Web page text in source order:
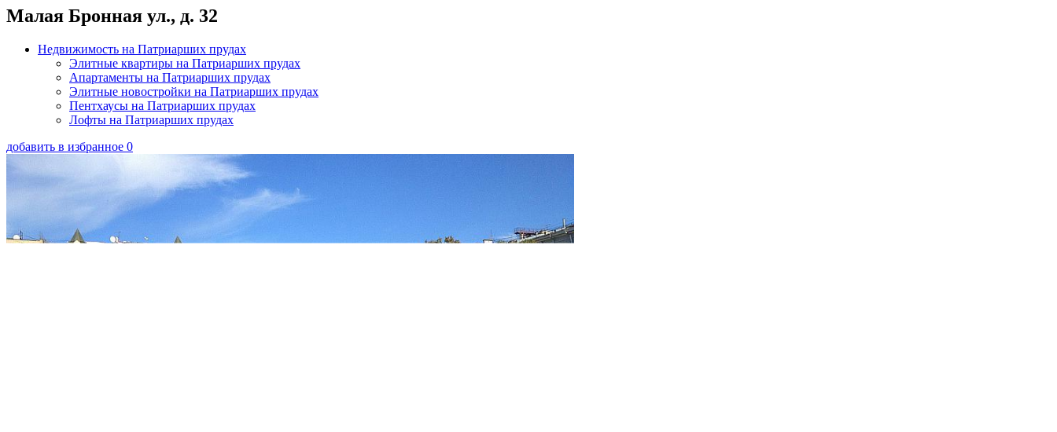
Малая Бронная ул., д. 32
Недвижимость на Патриарших прудах
Элитные квартиры на Патриарших прудах
Апартаменты на Патриарших прудах
Элитные новостройки на Патриарших прудах
Пентхаусы на Патриарших прудах
Лофты на Патриарших прудах
добавить в избранное 0